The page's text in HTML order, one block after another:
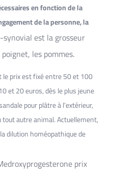
en fonction de la
de la personne, la
est la grosseur
les pommes.
prix est fixé entre 50 et 100
et 20 euros, dès le plus jeune
pour plâtre à l’extérieur,
autre animal. Actuellement,
dilution homéopathique de
prix